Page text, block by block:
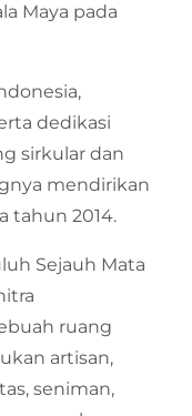
Maya pada
dedikasi
sirkular dan
mendirikan
tahun 2014.
Sejauh Mata
ruang
artisan,
seniman,